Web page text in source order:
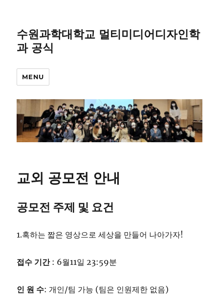
수원과학대학교 멀티미디어디자인학
과 공식
MENU
교외 공모전 안내
공모전 주제 및 요건
1.혹하는 짧은 영상으로 세상을 만들어 나아가자!
접수 기간: 6월11일 23:59분
인 원 수: 개인/팀 가능 (팀은 인원제한 없음)